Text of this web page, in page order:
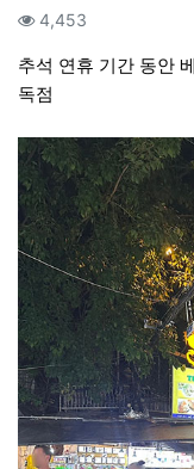
컨텐츠 정보
4,453
본문
추석 연휴 기간 동안
독점